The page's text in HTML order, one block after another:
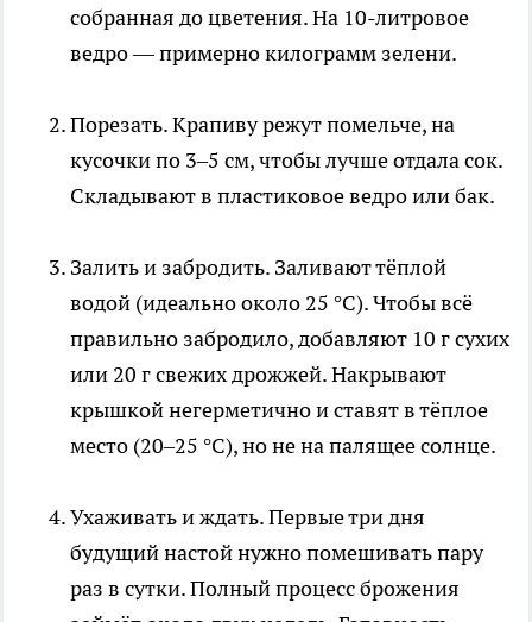
собранная до цветения. На 10-литровое
ведро — примерно килограмм зелени.
Порезать. Крапиву режут помельче, на
кусочки по 3–5 см, чтобы лучше отдала сок.
Складывают в пластиковое ведро или бак.
Залить и забродить. Заливают тёплой
водой (идеально около 25 °C). Чтобы всё
правильно забродило, добавляют 10 г сухих
или 20 г свежих дрожжей. Накрывают
крышкой негерметично и ставят в тёплое
место (20–25 °C), но не на палящее солнце.
Ухаживать и ждать. Первые три дня
будущий настой нужно помешивать пару
раз в сутки. Полный процесс брожения